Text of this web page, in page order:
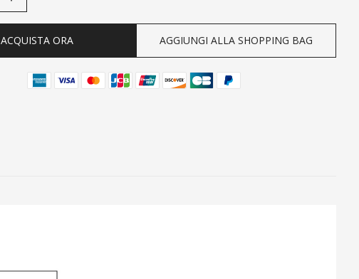
ACQUISTA ORA AGGIUNGI ALLA SHOPPING BAG